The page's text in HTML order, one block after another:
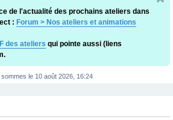
de l'actualité des prochains ateliers dans
: Forum > Nos ateliers et animations
des ateliers qui pointe aussi (liens
sommes le 10 août 2026, 16:24